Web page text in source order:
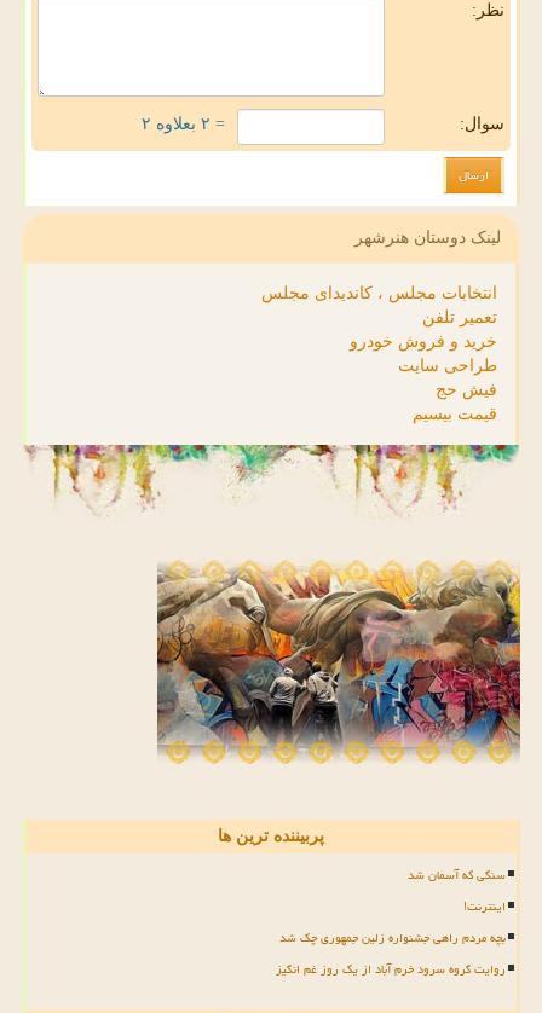
نظر:
سوال: = ۲ بعلاوه ۲
لینک دوستان هنرشهر
انتخابات مجلس ، کاندیدای مجلس
تعمیر تلفن
خرید و فروش خودرو
طراحی سایت
فیش حج
قیمت بیسیم
پربیننده ترین ها
سنگی که آسمان شد
اینترنت!
بچه مردم راهی جشنواره زلین جمهوری چک شد
روایت گروه سرود خرم آباد از یک روز غم انگیز